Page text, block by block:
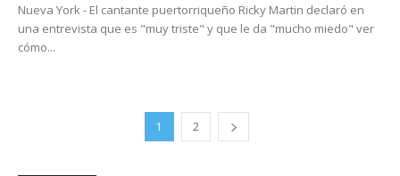
Nueva York - El cantante puertorriqueño Ricky Martin declaró en
una entrevista que es "muy triste" y que le da "mucho miedo" ver
cómo...
1 2